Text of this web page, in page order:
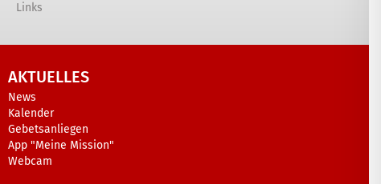
Links
AKTUELLES
News
Kalender
Gebetsanliegen
App "Meine Mission"
Webcam